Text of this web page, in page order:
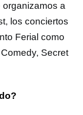
a
los conciertos
Ferial como
Secret